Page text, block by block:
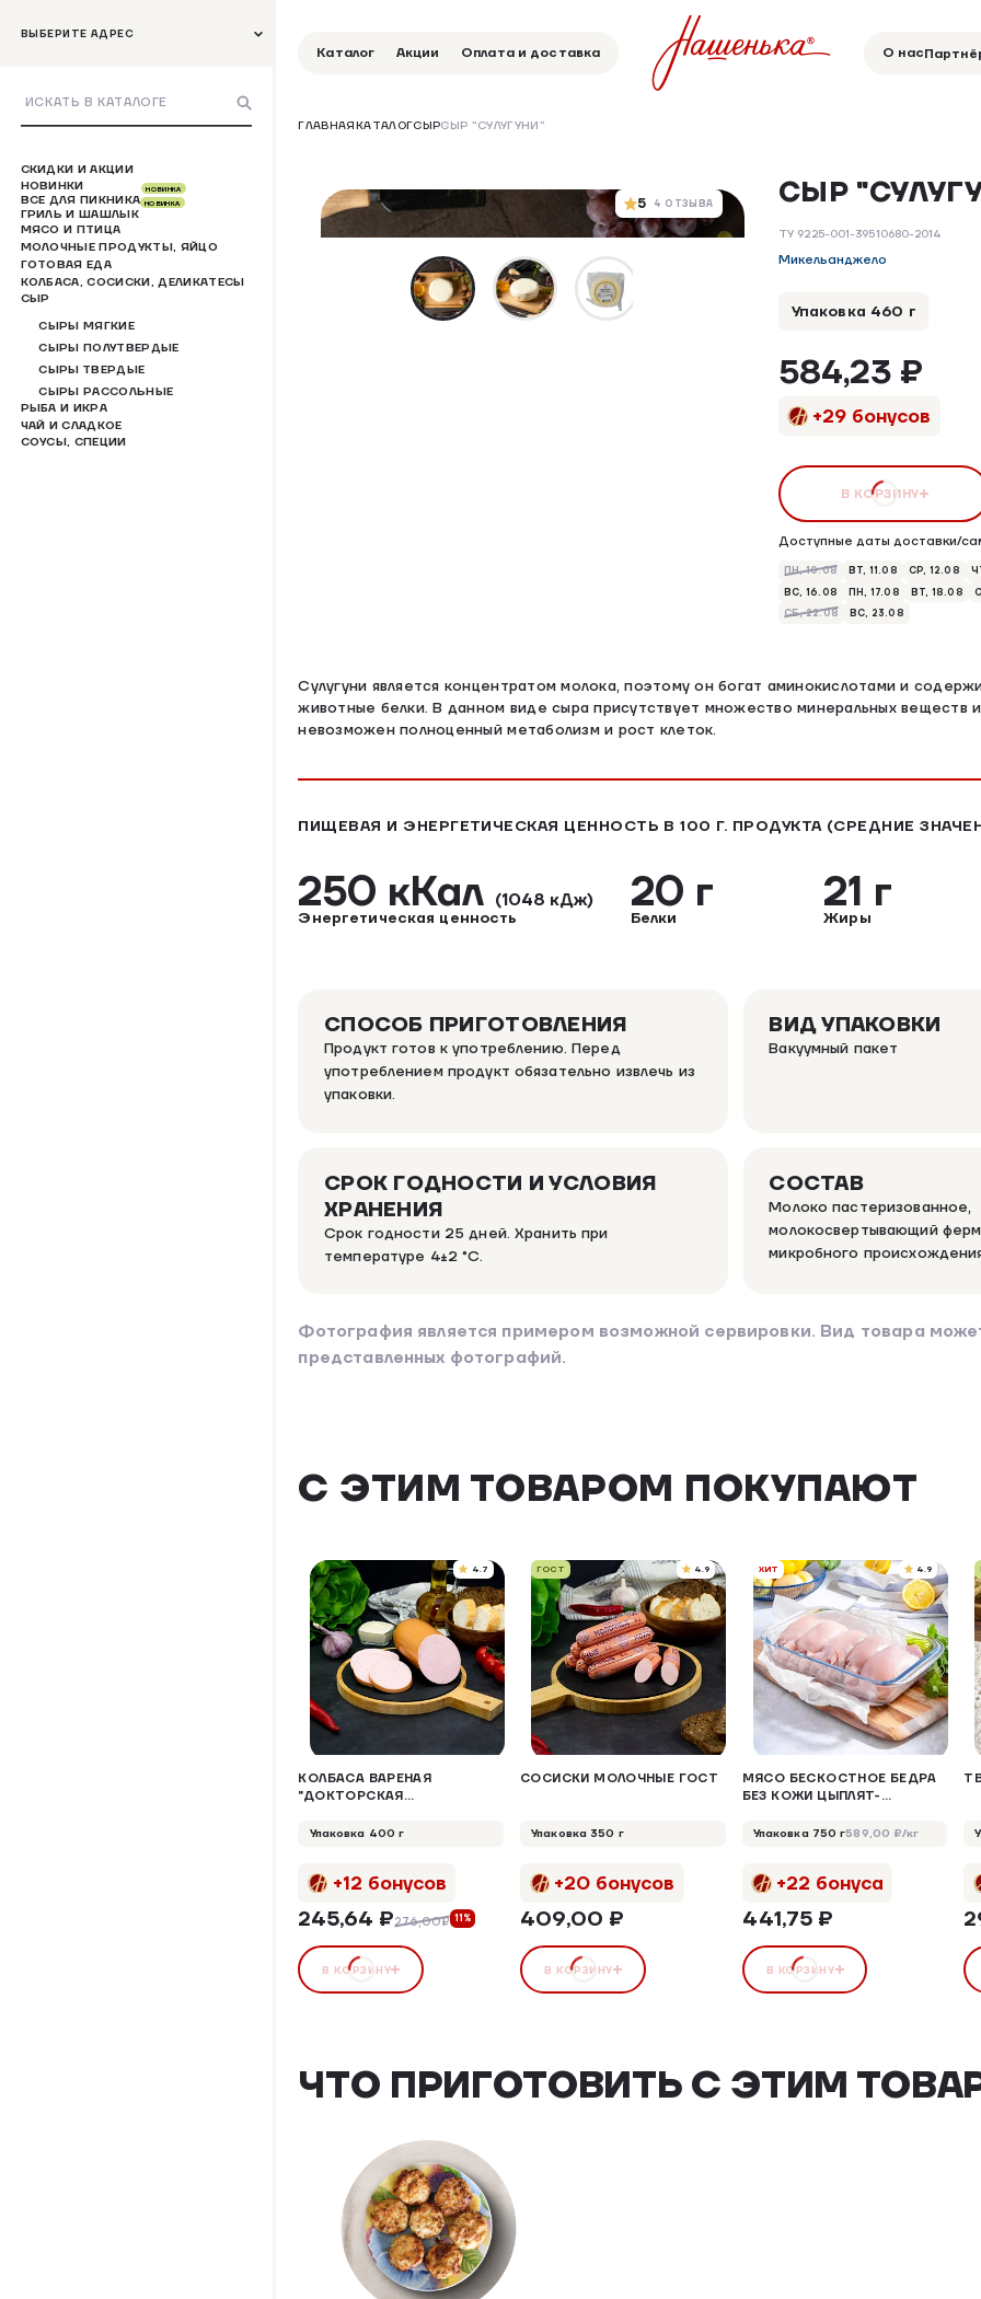
ВЫБЕРИТЕ АДРЕС
СКИДКИ И АКЦИИ
НОВИНКИ
ВСЕ ДЛЯ ПИКНИКА
НОВИНКА
ГРИЛЬ И ШАШЛЫК
НОВИНКА
МЯСО И ПТИЦА
МОЛОЧНЫЕ ПРОДУКТЫ, ЯЙЦО
ГОТОВАЯ ЕДА
КОЛБАСА, СОСИСКИ, ДЕЛИКАТЕСЫ
СЫР
СЫРЫ МЯГКИЕ
СЫРЫ ПОЛУТВЕРДЫЕ
СЫРЫ ТВЕРДЫЕ
СЫРЫ РАССОЛЬНЫЕ
РЫБА И ИКРА
ЧАЙ И СЛАДКОЕ
СОУСЫ, СПЕЦИИ
Каталог Акции Оплата и доставка О нас
ГЛАВНАЯКАТАЛОГСЫРСЫР "СУЛУГУНИ"
5 4 ОТЗЫВА СЫР
ТУ 9225-001-39510680-2014
Микельанджело
Доступные даты доставки/
ПН, 10.08 ВТ, 11.08 СР, 12.08
ВС, 16.08
ПН, 17.08 ВТ, 18.08
СБ, 22.08
ВС, 23.08
Упаковка 460 г
584,23 ₽
+29 бонусов
В КОРЗИНУ
Сулугуни является концентратом молока, поэтому он богат аминокислотами и
животные белки. В данном виде сыра присутствует множество минеральных веществ
невозможен полноценный метаболизм и рост клеток.
ПИЩЕВАЯ И ЭНЕРГЕТИЧЕСКАЯ ЦЕННОСТЬ В 100 Г. ПРОДУКТА (СРЕДНИЕ
250 кКал (1048 кДж)
Энергетическая ценность
20 г
Белки
21 г
Жиры
СПОСОБ ПРИГОТОВЛЕНИЯ
Продукт готов к употреблению. Перед
употреблением продукт обязательно извлечь из
упаковки.
ВИД УПАКОВКИ
Вакуумный пакет
СРОК ГОДНОСТИ И УСЛОВИЯ
ХРАНЕНИЯ
Срок годности 25 дней. Хранить при
температуре 4±2 °C.
СОСТАВ
Молоко пастеризованное,
молокосвертывающий
микробного
Фотография является примером возможной сервировки. Вид товара
представленных фотографий.
С ЭТИМ ТОВАРОМ ПОКУПАЮТ
4.7
КОЛБАСА ВАРЕНАЯ
"ДОКТОРСКАЯ
Упаковка 400 г
+12 бонусов
245,64 ₽276,00₽ 11%
В КОРЗИНУ
ГОСТ 4.9
СОСИСКИ МОЛОЧНЫЕ ГОСТ
Упаковка 350 г
+20 бонусов
409,00 ₽
В КОРЗИНУ
ХИТ 4.9
МЯСО БЕСКОСТНОЕ БЕДРА
БЕЗ КОЖИ ЦЫПЛЯТ-
Упаковка 750 г589,00 ₽/кг
+22 бонуса
441,75 ₽
В КОРЗИНУ
ЧТО ПРИГОТОВИТЬ С ЭТИМ